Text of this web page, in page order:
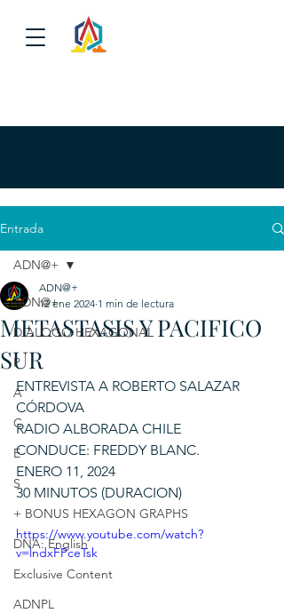
Entrada
ADN@+
DIALOGO HEXAGONAL
P
A
C
E
S
+ BONUS HEXAGON GRAPHS
DNA: English
Exclusive Content
ADNPL
ADN@+
METASTASIS Y PACIFICO
SUR
ADN@+
12 ene 2024 1 min de lectura
ENTREVISTA A ROBERTO SALAZAR
CÓRDOVA
RADIO ALBORADA CHILE
CONDUCE: FREDDY BLANC.
ENERO 11, 2024
30 MINUTOS (DURACION)
https://www.youtube.com/watch?
v=lndxFPceTsk